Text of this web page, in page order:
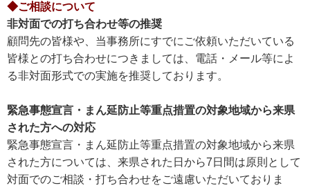
◆ご相談について
非対面での打ち合わせ等の推奨
顧問先の皆様や、当事務所にすでにご依頼いただいている
皆様との打ち合わせにつきましては、電話・メール等によ
る非対面形式での実施を推奨しております。
緊急事態宣言・まん延防止等重点措置の対象地域から来県
された方への対応
緊急事態宣言・まん延防止等重点措置の対象地域から来県
された方については、来県された日から7日間は原則として
対面でのご相談・打ち合わせをご遠慮いただいておりま